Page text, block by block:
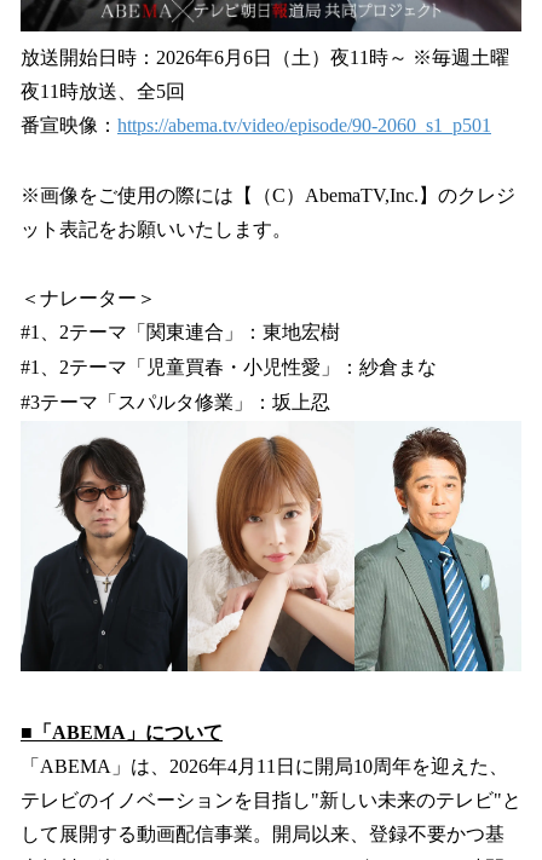
放送開始日時：2026年6月6日（土）夜11時～ ※毎週土曜
夜11時放送、全5回
番宣映像： https://abema.tv/video/episode/90-2060_s1_p501
※画像をご使用の際には【（C）AbemaTV,Inc.】のクレジ
ット表記をお願いいたします。
＜ナレーター＞
#1、2テーマ「関東連合」：東地宏樹
#1、2テーマ「児童買春・小児性愛」：紗倉まな
#3テーマ「スパルタ修業」：坂上忍
■「ABEMA」について
「ABEMA」は、2026年4月11日に開局10周年を迎えた、
テレビのイノベーションを目指し"新しい未来のテレビ"と
して展開する動画配信事業。開局以来、登録不要かつ基